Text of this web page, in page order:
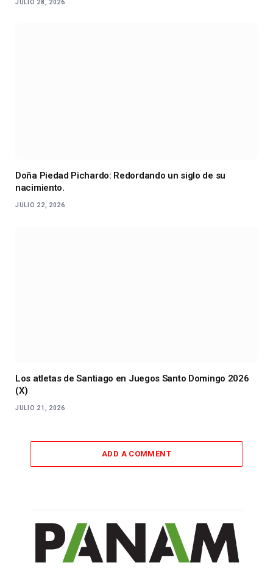
JULIO 28, 2026
Doña Piedad Pichardo: Redordando un siglo de su
nacimiento.
JULIO 22, 2026
Los atletas de Santiago en Juegos Santo Domingo 2026
(X)
JULIO 21, 2026
ADD A COMMENT